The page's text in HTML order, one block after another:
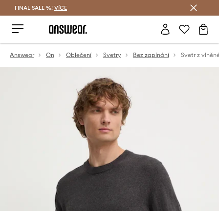
FINAL SALE %! VÍCE
Answear On Oblečení Svetry Bez zapínání